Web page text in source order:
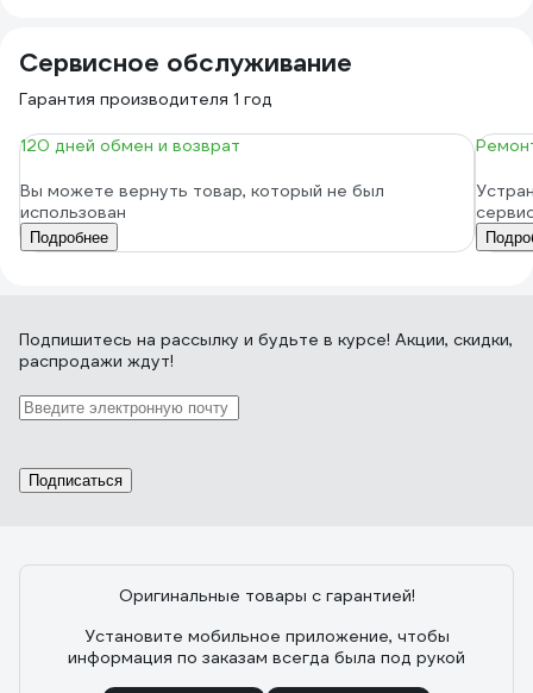
Сервисное обслуживание
Гарантия производителя 1 год
120 дней обмен и возврат
Вы можете вернуть товар, который не был
использован
Подробнее
Подпишитесь на рассылку и будьте в курсе! Акции, скидки,
распродажи ждут!
Подписаться
Оригинальные товары с гарантией!
Установите мобильное приложение, чтобы
информация по заказам всегда была под рукой